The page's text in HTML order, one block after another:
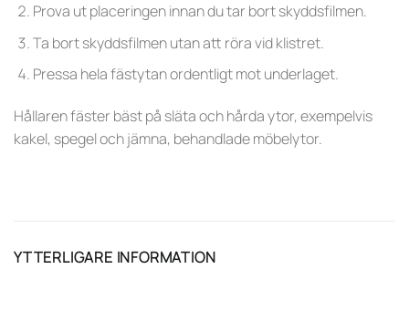
Prova ut placeringen innan du tar bort skyddsfilmen.
Ta bort skyddsfilmen utan att röra vid klistret.
Pressa hela fästytan ordentligt mot underlaget.
Hållaren fäster bäst på släta och hårda ytor, exempelvis
kakel, spegel och jämna, behandlade möbelytor.
YTTERLIGARE INFORMATION